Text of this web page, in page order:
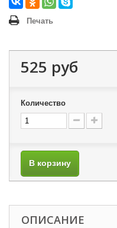
Печать
525 руб
Количество
В корзину
ОПИСАНИЕ